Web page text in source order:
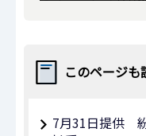
このページ
7月31日提供